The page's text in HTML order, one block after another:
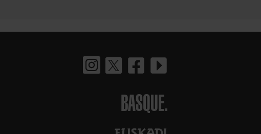
BASQUE.